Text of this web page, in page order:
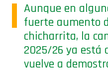
Aunque en
fuerte aumento
chicharrita, la
2025/26 ya está
vuelve a